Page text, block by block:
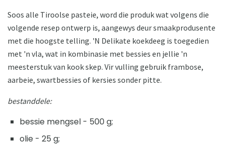
Soos alle Tiroolse pasteie, word die produk wat volgens die
volgende resep ontwerp is, aangewys deur smaakprodusente
met die hoogste telling. 'N Delikate koekdeeg is toegedien
met 'n vla, wat in kombinasie met bessies en jellie 'n
meesterstuk van kook skep. Vir vulling gebruik frambose,
aarbeie, swartbessies of kersies sonder pitte.
bestanddele:
bessie mengsel - 500 g;
olie - 25 g;